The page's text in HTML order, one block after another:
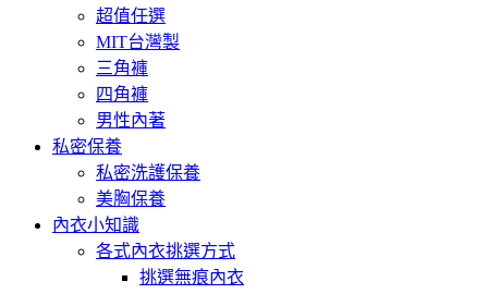
超值任選
MIT台灣製
三角褲
四角褲
男性內著
私密保養
私密洗護保養
美胸保養
內衣小知識
各式內衣挑選方式
挑選無痕內衣